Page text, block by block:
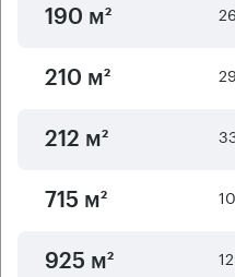
190 м²
210 м²
212 м²
715 м²
925 м²